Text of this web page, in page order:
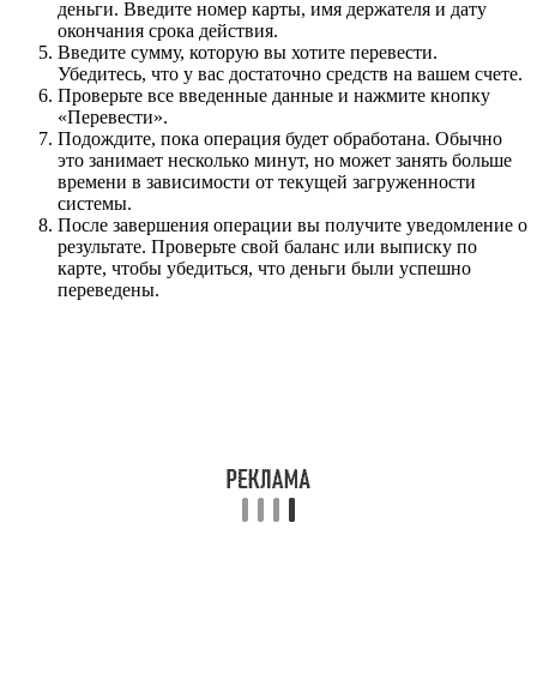
деньги. Введите номер карты, имя держателя и дату
окончания срока действия.
Введите сумму, которую вы хотите перевести.
Убедитесь, что у вас достаточно средств на вашем счете.
Проверьте все введенные данные и нажмите кнопку
«Перевести».
Подождите, пока операция будет обработана. Обычно
это занимает несколько минут, но может занять больше
времени в зависимости от текущей загруженности
системы.
После завершения операции вы получите уведомление о
результате. Проверьте свой баланс или выписку по
карте, чтобы убедиться, что деньги были успешно
переведены.